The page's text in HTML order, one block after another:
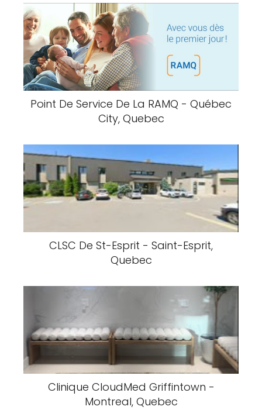
Point De Service De La RAMQ - Québec
City, Quebec
CLSC De St-Esprit - Saint-Esprit,
Quebec
Clinique CloudMed Griffintown -
Montreal, Quebec